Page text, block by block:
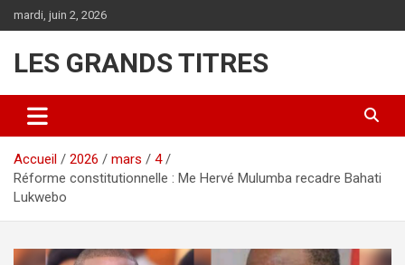
au
mardi, juin 2, 2026
LES GRANDS TITRES
Accueil 2026 mars
4
Réforme constitutionnelle : Me Hervé Mulumba recadre Bahati
Lukwebo